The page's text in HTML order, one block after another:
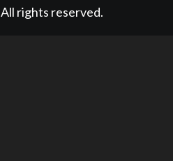
rights reserved.